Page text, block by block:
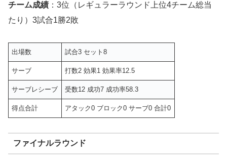
チーム成績 ：3位（レギュラーラウンド上位4チーム総当
たり）3試合1勝2敗
出場数 試合3 セット8
サーブ 打数2 効果1 効果率12.5
サーブレシーブ 受数12 成功7 成功率58.3
得点合計 アタック0 ブロック0 サーブ0 合計0
ファイナルラウンド